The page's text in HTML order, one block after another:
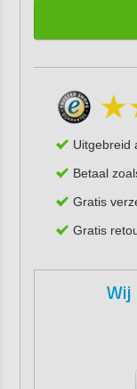
Uitgebreid
Betaal
Gratis
Gratis
Wij